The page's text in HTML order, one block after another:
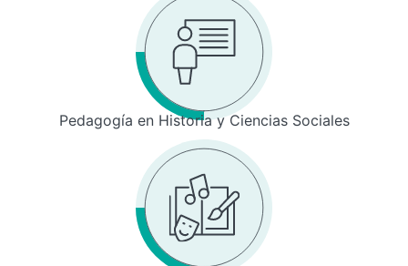
Pedagogía en Historia y Ciencias Sociales